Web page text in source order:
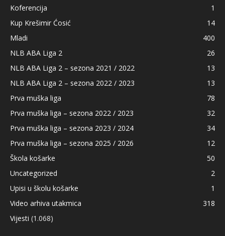
Koferencija
1
Kup Krešimir Ćosić
14
Mladi
400
NLB ABA Liga 2
26
NLB ABA Liga 2 – sezona 2021 / 2022
13
NLB ABA Liga 2 – sezona 2022 / 2023
13
Prva muška liga
78
Prva muška liga – sezona 2022 / 2023
32
Prva muška liga – sezona 2023 / 2024
34
Prva muška liga – sezona 2025 / 2026
12
Škola košarke
50
Uncategorized
2
Upisi u školu košarke
1
Video arhiva utakmica
318
Vijesti (1.068)